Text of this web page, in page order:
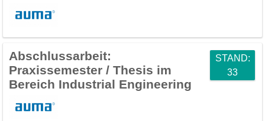
Abschlussarbeit:
Praxissemester / Thesis im
Bereich Industrial Engineering
STAND:
33